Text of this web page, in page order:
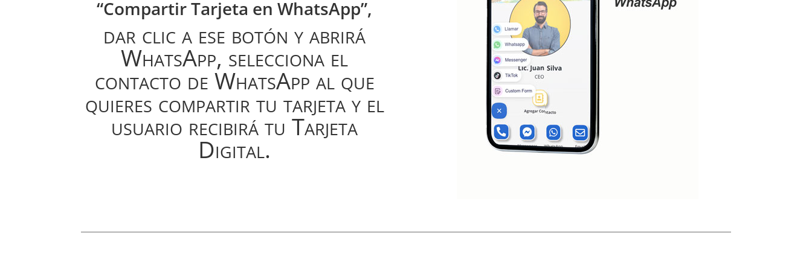
“Compartir Tarjeta en WhatsApp”,
dar clic a ese botón y abrirá
WhatsApp, selecciona el
contacto de WhatsApp al que
quieres compartir tu tarjeta y el
usuario recibirá tu Tarjeta
Digital.